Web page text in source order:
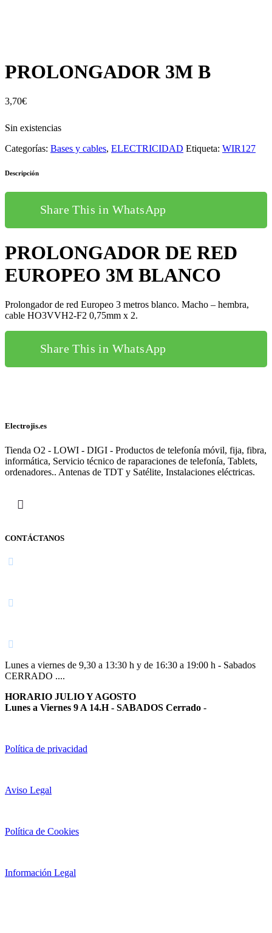
PROLONGADOR 3M B
3,70€
Sin existencias
Categorías: Bases y cables, ELECTRICIDAD Etiqueta: WIR127
Descripción
Share This in WhatsApp
PROLONGADOR DE RED
EUROPEO 3M BLANCO
Prolongador de red Europeo 3 metros blanco. Macho – hembra,
cable HO3VVH2-F2 0,75mm x 2.
Share This in WhatsApp
Electrojis.es
Tienda O2 - LOWI - DIGI - Productos de telefonía móvil, fija, fibra,
informática, Servicio técnico de raparaciones de telefonía, Tablets,
ordenadores.. Antenas de TDT y Satélite, Instalaciones eléctricas.
CONTÁCTANOS
Lunes a viernes de 9,30 a 13:30 h y de 16:30 a 19:00 h - Sabados
CERRADO ....
HORARIO JULIO Y AGOSTO
Lunes a Viernes 9 A 14.H - SABADOS Cerrado -
Política de privacidad
Aviso Legal
Política de Cookies
Información Legal